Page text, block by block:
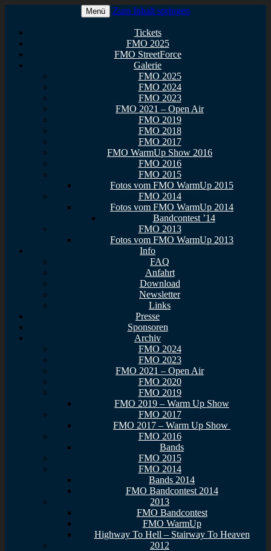
FullMetal Osthessen – 13. FMO
2026
Menü Zum Inhalt springen
Tickets
FMO 2025
FMO StreetForce
Galerie
FMO 2025
FMO 2024
FMO 2023
FMO 2021 – Open Air
FMO 2019
FMO 2018
FMO 2017
FMO WarmUp Show 2016
FMO 2016
FMO 2015
Fotos vom FMO WarmUp 2015
FMO 2014
Fotos vom FMO WarmUp 2014
Bandcontest ’14
FMO 2013
Fotos vom FMO WarmUp 2013
Info
FAQ
Anfahrt
Download
Newsletter
Links
Presse
Sponsoren
Archiv
FMO 2024
FMO 2023
FMO 2021 – Open Air
FMO 2020
FMO 2019
FMO 2019 – Warm Up Show
FMO 2017
FMO 2017 – Warm Up Show
FMO 2016
Bands
FMO 2015
FMO 2014
Bands 2014
FMO Bandcontest 2014
2013
FMO Bandcontest
FMO WarmUp
Highway To Hell – Stairway To Heaven
2012